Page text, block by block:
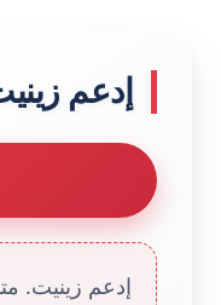
إدعم
إدعم زينيت.